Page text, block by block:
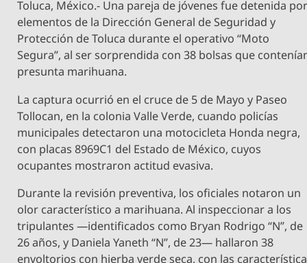
Toluca, México.- Una pareja de jóvenes fue detenida
elementos de la Dirección General de Seguridad y
Protección de Toluca durante el operativo “Moto
Segura”, al ser sorprendida con 38 bolsas que
presunta marihuana.
La captura ocurrió en el cruce de 5 de Mayo y Paseo
Tollocan, en la colonia Valle Verde, cuando policías
municipales detectaron una motocicleta Honda negra,
con placas 8969C1 del Estado de México, cuyos
ocupantes mostraron actitud evasiva.
Durante la revisión preventiva, los oficiales notaron un
olor característico a marihuana. Al inspeccionar a los
tripulantes —identificados como Bryan Rodrigo “N”, de
26 años, y Daniela Yaneth “N”, de 23— hallaron 38
envoltorios con hierba verde seca, con las